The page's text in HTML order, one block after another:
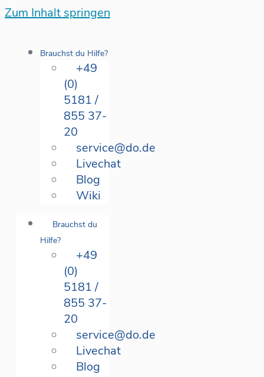
Zum Inhalt springen
Brauchst du Hilfe?
+49
(0)
5181 /
855 37-
20
service@do.de
Livechat
Blog
Wiki
Brauchst du
Hilfe?
+49
(0)
5181 /
855 37-
20
service@do.de
Livechat
Blog